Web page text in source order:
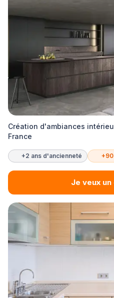
Création d'ambiances
France
+2 ans d'ancienneté +90
Je veux